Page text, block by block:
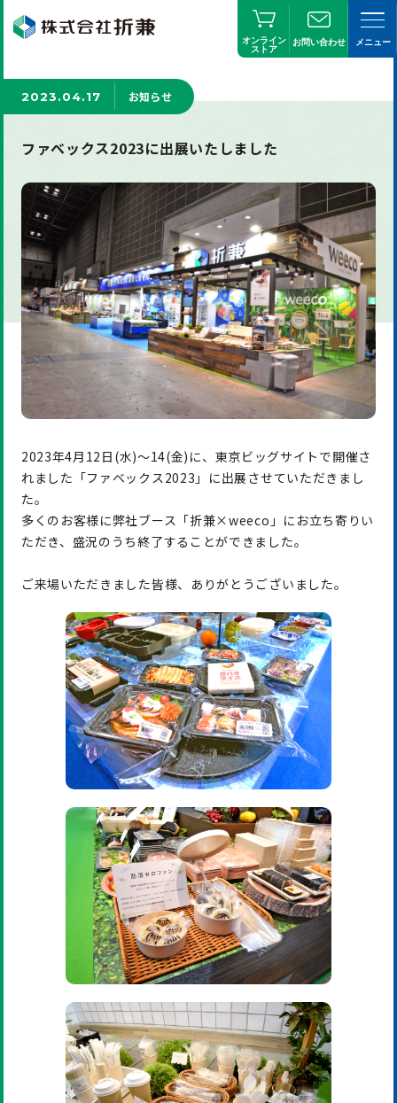
オンライン
ストア
お問い合わせ メニュー
2023.04.17 お知らせ
ファベックス2023に出展いたしました
2023年4月12日(水)〜14(金)に、東京ビッグサイトで開催さ
れました「ファベックス2023」に出展させていただきまし
た。
多くのお客様に弊社ブース「折兼×weeco」にお立ち寄りい
ただき、盛況のうち終了することができました。
ご来場いただきました皆様、ありがとうございました。